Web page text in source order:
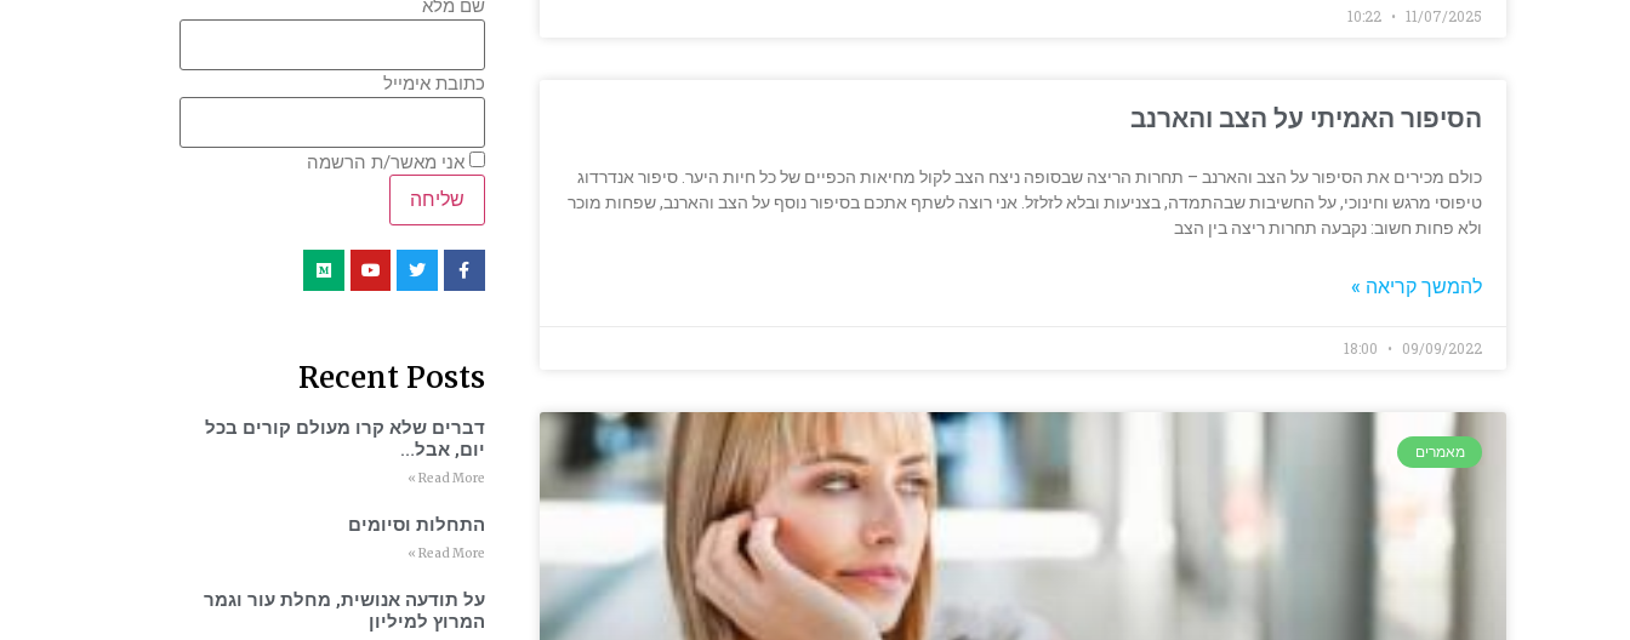
11/07/2025
הסיפור האמיתי על הצב והארנב
כולם מכירים את הסיפור על הצב והארנב – תחרות הריצה שבסופה ניצח הצב לקול מחיאות הכפיים של כל חיות היער. סיפור אנדרדוג
טיפוסי מרגש וחינוכי, על החשיבות שבהתמדה, בצניעות ובלא לזלזל. אני רוצה לשתף אתכם בסיפור נוסף על הצב והארנב, שפחות מוכר
ולא פחות חשוב: נקבעה תחרות ריצה בין הצב
להמשך קריאה »
09/09/2022
מאמרים
שם מלא
כתובת אימייל
אני מאשר/ת הרשמה
Recent Posts
דברים שלא קרו מעולם קורים בכל
יום, אבל…
Read More »
התחלות וסיומים
Read More »
על תודעה אנושית, מחלת עור וגמר
המרוץ למיליון